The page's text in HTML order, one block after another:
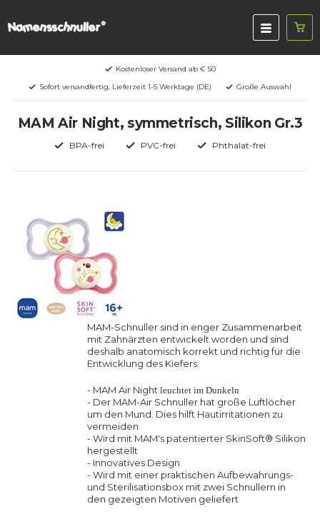
Kostenloser Versand ab € 50
Sofort versandfertig, Lieferzeit 1-5 Werktage (DE)
Große Auswahl
MAM Air Night, symmetrisch, Silikon Gr.3
BPA-frei PVC-frei Phthalat-frei
MAM-Schnuller sind in enger Zusammenarbeit
mit Zahnärzten entwickelt worden und sind
deshalb anatomisch korrekt und richtig für die
Entwicklung des Kiefers.
- MAM Air Night leuchtet im Dunkeln
- Der MAM-Air Schnuller hat große Luftlöcher
um den Mund. Dies hilft Hautirritationen zu
vermeiden
- Wird mit MAM's patentierter SkinSoft® Silikon
hergestellt
- Innovatives Design
- Wird mit einer praktischen Aufbewahrungs-
und Sterilisationsbox mit zwei Schnullern in
den gezeigten Motiven geliefert